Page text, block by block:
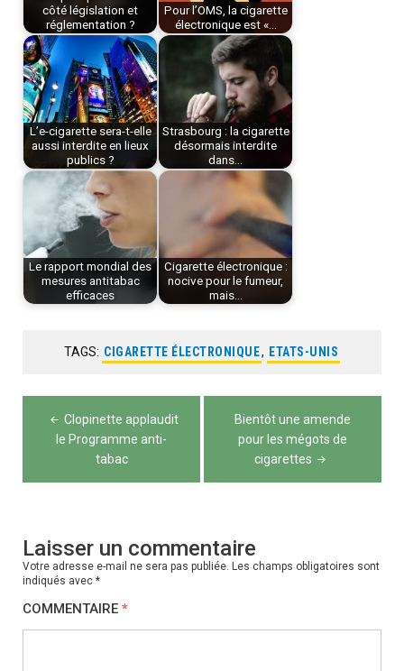
côté législation et
réglementation ?
Pour l’OMS, la cigarette
électronique est «…
L’e-cigarette sera-t-elle
aussi interdite en lieux
publics ?
Strasbourg : la cigarette
désormais interdite
dans…
Le rapport mondial des
mesures antitabac
efficaces
Cigarette électronique :
nocive pour le fumeur,
mais…
TAGS: CIGARETTE ÉLECTRONIQUE, ETATS-UNIS
Navigation
l’article
Clopinette applaudit
le Programme anti-
tabac
Bientôt une amende
pour les mégots de
cigarettes
Laisser un commentaire
Votre adresse e-mail ne sera pas publiée. Les champs obligatoires sont
indiqués avec *
COMMENTAIRE *